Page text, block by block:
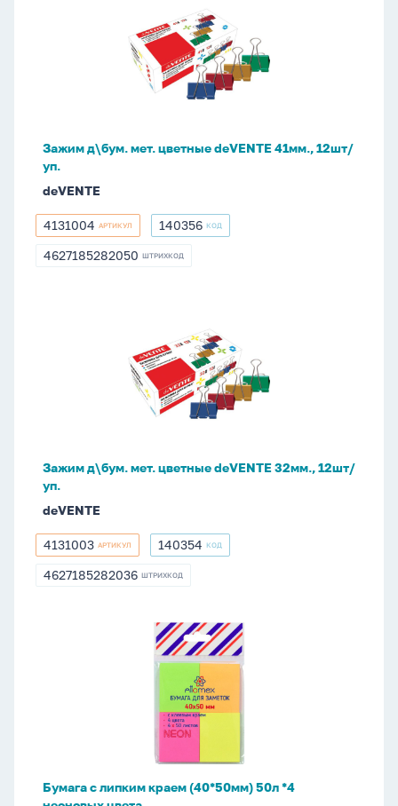
Зажим д\бум. мет. цветные deVENTE 41мм., 12шт/
уп.
deVENTE
4131004
4131004 АРТИКУЛ 140356
140356 КОД
4627185282050
4627185282050 ШТРИХКОД
Зажим д\бум. мет. цветные deVENTE 32мм., 12шт/
уп.
deVENTE
4131003
4131003 АРТИКУЛ 140354
140354 КОД
4627185282036
4627185282036 ШТРИХКОД
цвета
Бумага с липким краем (40*50мм) 50л *4